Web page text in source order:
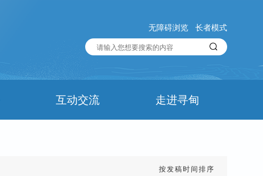
无障碍浏览 长者模式
互动交流 走进寻甸
按发稿时间排序